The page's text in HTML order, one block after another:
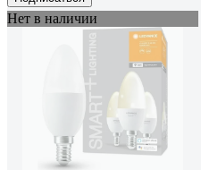
Нет в наличии